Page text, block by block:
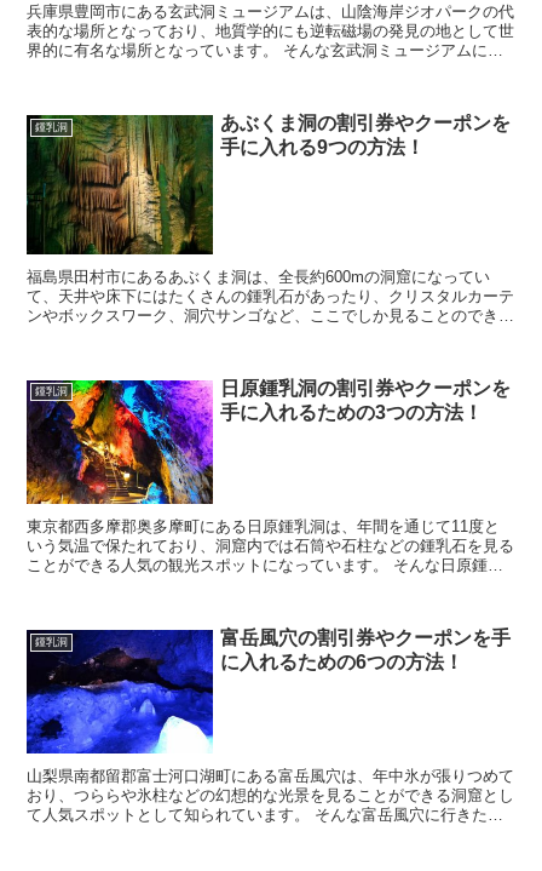
兵庫県豊岡市にある玄武洞ミュージアムは、山陰海岸ジオパークの代
表的な場所となっており、地質学的にも逆転磁場の発見の地として世
界的に有名な場所となっています。 そんな玄武洞ミュージアムに行
鍾乳洞
あぶくま洞の割引券やクーポンを
手に入れる9つの方法！
福島県田村市にあるあぶくま洞は、全長約600mの洞窟になってい
て、天井や床下にはたくさんの鍾乳石があったり、クリスタルカーテ
ンやボックスワーク、洞穴サンゴなど、ここでしか見ることのできな
鍾乳洞
日原鍾乳洞の割引券やクーポンを
手に入れるための3つの方法！
東京都西多摩郡奥多摩町にある日原鍾乳洞は、年間を通じて11度と
いう気温で保たれており、洞窟内では石筒や石柱などの鍾乳石を見る
ことができる人気の観光スポットになっています。 そんな日原鍾乳
鍾乳洞
富岳風穴の割引券やクーポンを手
に入れるための6つの方法！
山梨県南都留郡富士河口湖町にある富岳風穴は、年中氷が張りつめて
おり、つららや氷柱などの幻想的な光景を見ることができる洞窟とし
て人気スポットとして知られています。 そんな富岳風穴に行きたい